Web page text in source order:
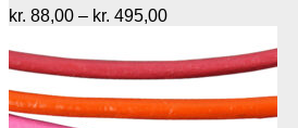
kr. 88,00 – kr. 495,00Prisinterval:
kr. 495,00